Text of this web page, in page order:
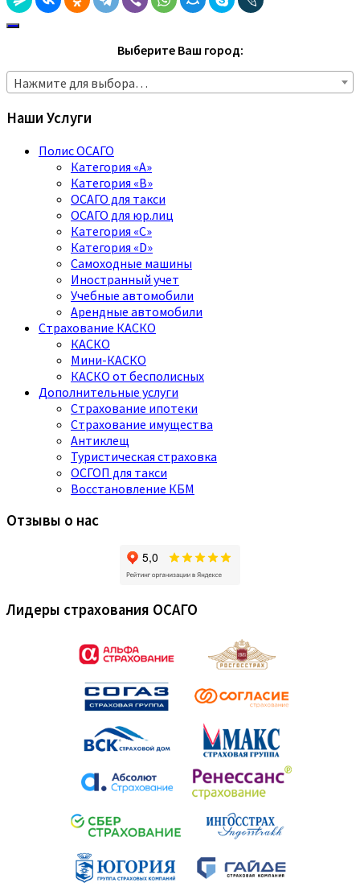
Выберите Ваш город:
Нажмите для выбора…
Наши Услуги
Полис ОСАГО
Категория «A»
Категория «B»
ОСАГО для такси
ОСАГО для юр.лиц
Категория «C»
Категория «D»
Самоходные машины
Иностранный учет
Учебные автомобили
Арендные автомобили
Страхование КАСКО
КАСКО
Мини-КАСКО
КАСКО от бесполисных
Дополнительные услуги
Страхование ипотеки
Страхование имущества
Антиклещ
Туристическая страховка
ОСГОП для такси
Восстановление КБМ
Отзывы о нас
Лидеры страхования ОСАГО